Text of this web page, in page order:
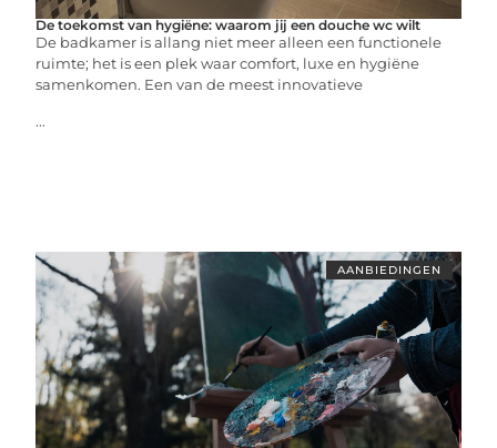
De toekomst van hygiëne: waarom jij een douche wc wilt
De badkamer is allang niet meer alleen een functionele
ruimte; het is een plek waar comfort, luxe en hygiëne
samenkomen. Een van de meest innovatieve
...
AANBIEDINGEN